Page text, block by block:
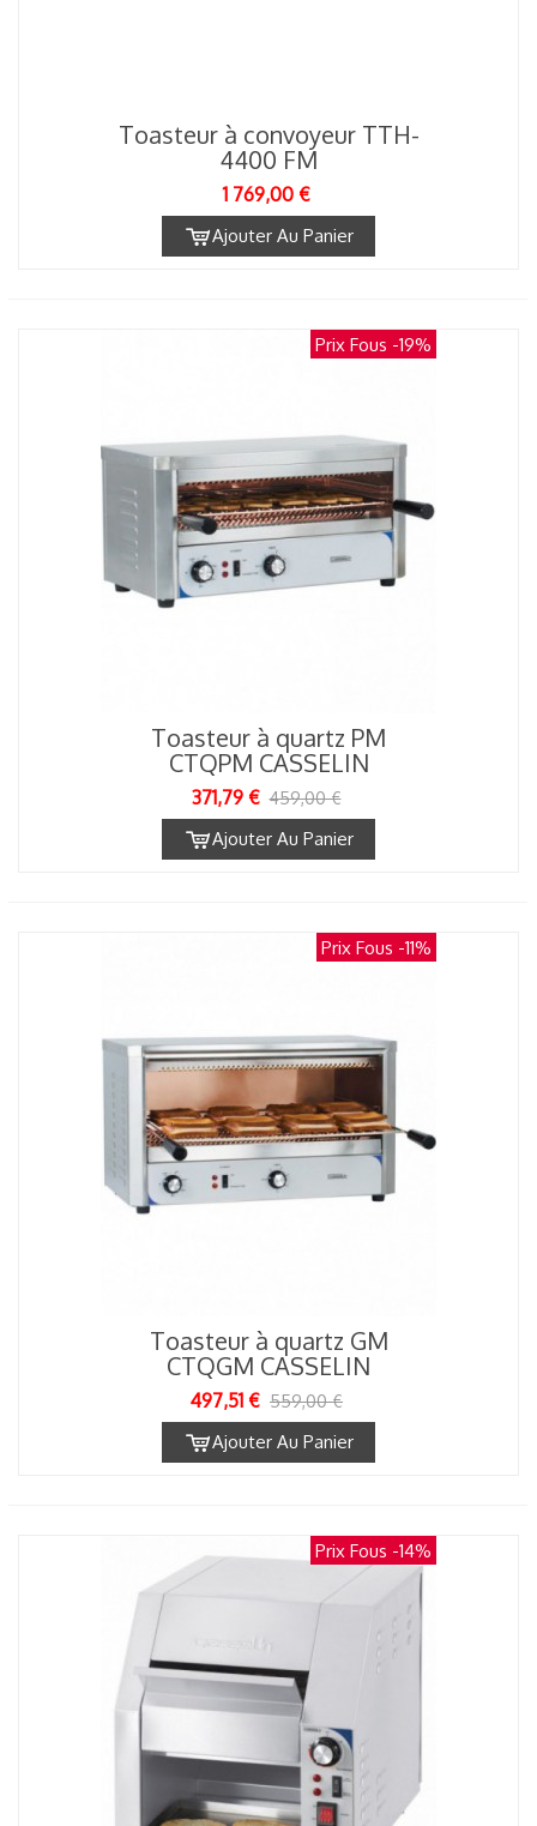
Toasteur à convoyeur TTH-
4400 FM
1 769,00 €
Ajouter Au Panier
Prix Fous -19%
Toasteur à quartz PM
CTQPM CASSELIN
371,79 € 459,00 €
Ajouter Au Panier
Prix Fous -11%
Toasteur à quartz GM
CTQGM CASSELIN
497,51 € 559,00 €
Ajouter Au Panier
Prix Fous -14%